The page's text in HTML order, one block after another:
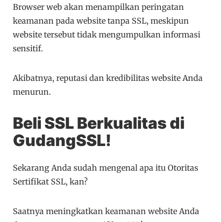
Browser web akan menampilkan peringatan
keamanan pada website tanpa SSL, meskipun
website tersebut tidak mengumpulkan informasi
sensitif.
Akibatnya, reputasi dan kredibilitas website Anda
menurun.
Beli SSL Berkualitas di
GudangSSL!
Sekarang Anda sudah mengenal apa itu Otoritas
Sertifikat SSL, kan?
Saatnya meningkatkan keamanan website Anda